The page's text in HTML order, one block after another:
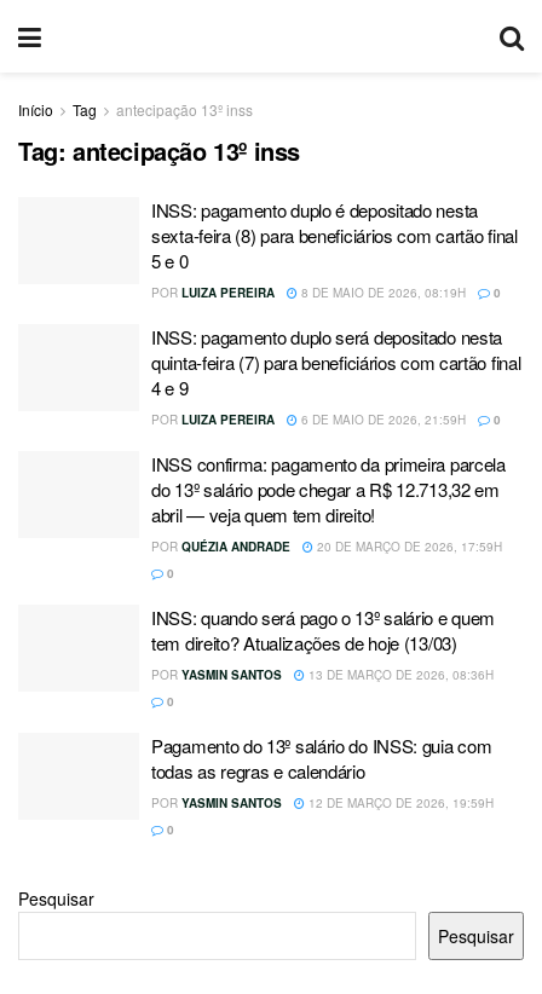
Início Tag antecipação 13º inss
Tag: antecipação 13º inss
INSS: pagamento duplo é depositado nesta
sexta-feira (8) para beneficiários com cartão final
5 e 0
POR LUIZA PEREIRA 8 DE MAIO DE 2026, 08:19H 0
INSS: pagamento duplo será depositado nesta
quinta-feira (7) para beneficiários com cartão final
4 e 9
POR LUIZA PEREIRA 6 DE MAIO DE 2026, 21:59H 0
INSS confirma: pagamento da primeira parcela
do 13º salário pode chegar a R$ 12.713,32 em
abril — veja quem tem direito!
POR QUÉZIA ANDRADE
20 DE MARÇO DE 2026, 17:59H
0
INSS: quando será pago o 13º salário e quem
tem direito? Atualizações de hoje (13/03)
POR YASMIN SANTOS
13 DE MARÇO DE 2026, 08:36H
0
Pagamento do 13º salário do INSS: guia com
todas as regras e calendário
POR YASMIN SANTOS
12 DE MARÇO DE 2026, 19:59H
0
Pesquisar
Pesquisar